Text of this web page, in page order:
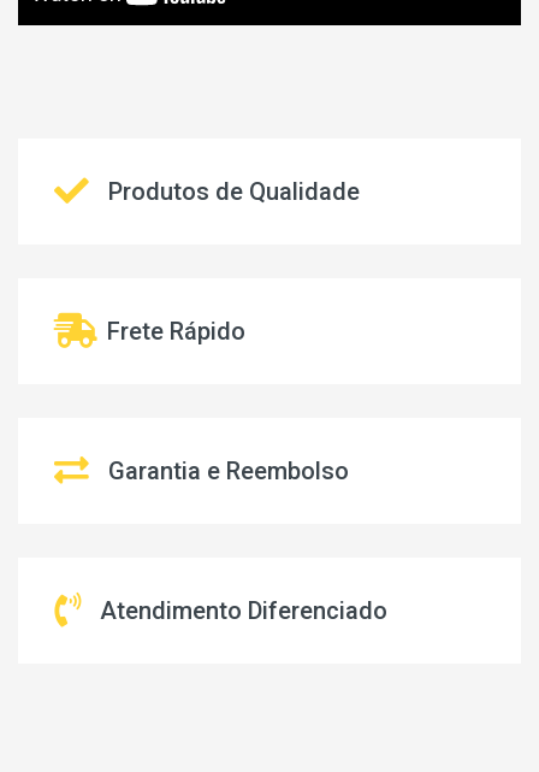
Produtos de Qualidade
Frete Rápido
Garantia e Reembolso
Atendimento Diferenciado